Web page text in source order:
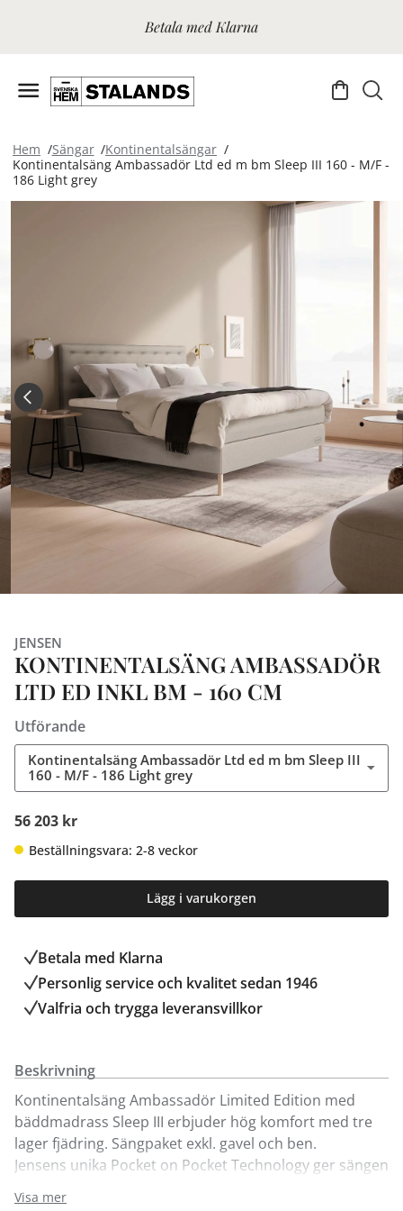
Betala med Klarna
Hem Sängar
Kontinentalsängar
Kontinentalsäng Ambassadör Ltd ed m bm Sleep III 160 - M/F -
186 Light grey
JENSEN
KONTINENTALSÄNG AMBASSADÖR
LTD ED INKL BM - 160 CM
Utförande
Kontinentalsäng Ambassadör Ltd ed m bm Sleep III
160 - M/F - 186 Light grey
56 203 kr
Beställningsvara: 2-8 veckor
Lägg i varukorgen
Betala med Klarna
Personlig service och kvalitet sedan 1946
Valfria och trygga leveransvillkor
Beskrivning
Kontinentalsäng Ambassadör Limited Edition med
bäddmadrass Sleep III erbjuder hög komfort med tre
lager fjädring. Sängpaket exkl. gavel och ben.
Jensens unika Pocket on Pocket Technology ger sängen
Visa mer